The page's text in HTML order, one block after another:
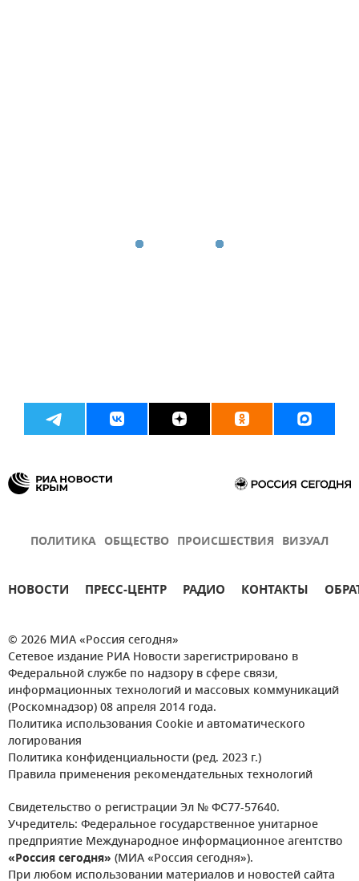
ПОЛИТИКА ОБЩЕСТВО ПРОИСШЕСТВИЯ ВИЗУАЛ
НОВОСТИ ПРЕСС-ЦЕНТР РАДИО КОНТАКТЫ
© 2026 МИА «Россия сегодня»
Сетевое издание РИА Новости зарегистрировано в
Федеральной службе по надзору в сфере связи,
информационных технологий и массовых коммуникаций
(Роскомнадзор) 08 апреля 2014 года.
Политика использования Cookie и автоматического
логирования
Политика конфиденциальности (ред. 2023 г.)
Правила применения рекомендательных технологий
Свидетельство о регистрации Эл № ФС77-57640.
Учредитель: Федеральное государственное унитарное
предприятие Международное информационное агентство
«Россия сегодня» (МИА «Россия сегодня»).
При любом использовании материалов и новостей сайта